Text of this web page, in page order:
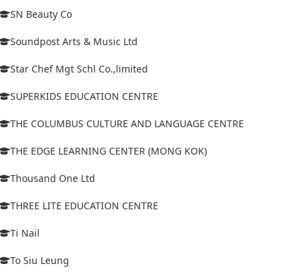
SN Beauty Co
Soundpost Arts & Music Ltd
Star Chef Mgt Schl Co.,limited
SUPERKIDS EDUCATION CENTRE
THE COLUMBUS CULTURE AND LANGUAGE CENTRE
THE EDGE LEARNING CENTER (MONG KOK)
Thousand One Ltd
THREE LITE EDUCATION CENTRE
Ti Nail
To Siu Leung